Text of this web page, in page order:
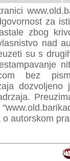
za
zbog
nad
su s
bez
autorskom